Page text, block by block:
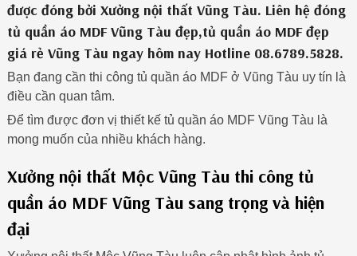
được đóng bởi Xưởng nội thất Vũng Tàu. Liên hệ đóng
tủ quần áo MDF Vũng Tàu đẹp,tủ quần áo MDF đẹp
giá rẻ Vũng Tàu ngay hôm nay Hotline 08.6789.5828.
Bạn đang cần thi công tủ quần áo MDF ở Vũng Tàu uy tín là
điều cần quan tâm.
Để tìm được đơn vị thiết kế tủ quần áo MDF Vũng Tàu là
mong muốn của nhiều khách hàng.
Xưởng nội thất Mộc Vũng Tàu thi công tủ
quần áo MDF Vũng Tàu sang trọng và hiện
đại